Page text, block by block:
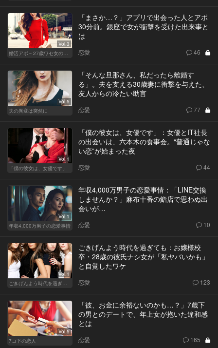
Vol.3
婚活アポ～27歳ワセ女の場合～
「まさか…？」アプリで出会った人とアポ
30分前。銀座で女が衝撃を受けた出来事と
は
恋愛 46
Vol.5
夫の異変は突然に
「そんな旦那さん、私だったら離婚す
る」。夫を支える30歳妻に衝撃を与えた、
友人からの冷たい助言
恋愛 77
Vol.1
「僕の彼女は、女優です」
「僕の彼女は、女優です」：女優とIT社長
の出会いは、六本木の食事会。“普通じゃな
い恋”が始まった夜
恋愛 44
Vol.1
年収4,000万男子の恋愛事情
年収4,000万男子の恋愛事情：「LINE交換
しませんか？」麻布十番の鮨店で思わぬ出
会いが…
恋愛 10
Vol.1
ごきげんよう時代を過ぎても
ごきげんよう時代を過ぎても：お嬢様校
卒・28歳の彼氏ナシ女が「私ヤバいかも」
と自覚したワケ
恋愛 123
Vol.5
7コ下の恋人
「彼、お金に余裕ないのかも…？」7歳下
の男とのデートで、年上女が抱いた違和感
とは
恋愛 165